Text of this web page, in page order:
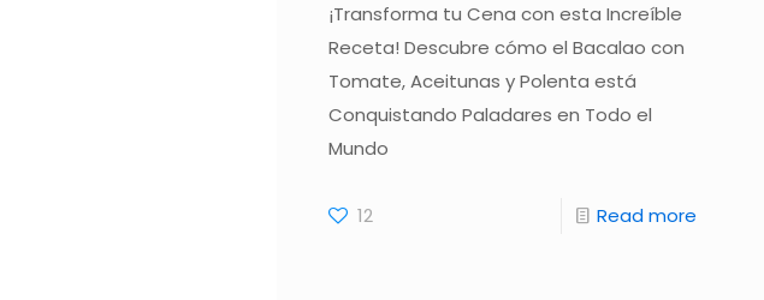
¡Transforma tu Cena con esta Increíble
Receta! Descubre cómo el Bacalao con
Tomate, Aceitunas y Polenta está
Conquistando Paladares en Todo el
Mundo
12 Read more